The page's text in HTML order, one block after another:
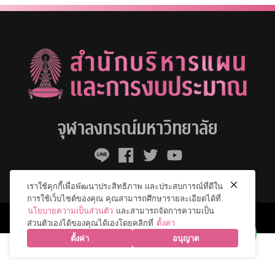
จุฬาลงกรณ์มหาวิทยาลัย
© 2026 จุฬาลงกรณ์มหาวิทยาลัย. All Rights Reserved.
เราใช้คุกกี้เพื่อพัฒนาประสิทธิภาพ และประสบการณ์ที่ดีใน
การใช้เว็บไซต์ของคุณ คุณสามารถศึกษารายละเอียดได้ที่
นโยบายความเป็นส่วนตัว และสามารถจัดการความเป็น
ส่วนตัวเองได้ของคุณได้เองโดยคลิกที่ ตั้งค่า
ตั้งค่า
อนุญาต